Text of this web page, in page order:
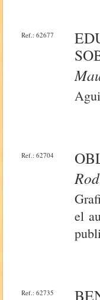
Ref.: 62677
Ref.: 62704
el
Ref.: 62735